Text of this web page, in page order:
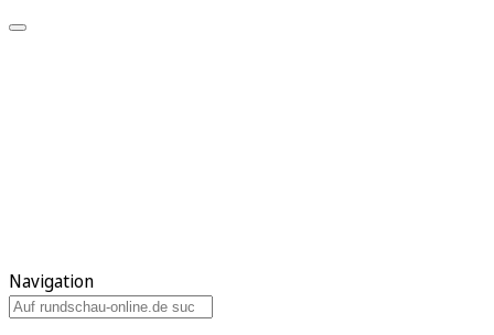
Navigation